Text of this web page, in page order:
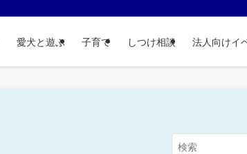
愛犬と遊ぶ 子育て しつけ相談 法人向けイ